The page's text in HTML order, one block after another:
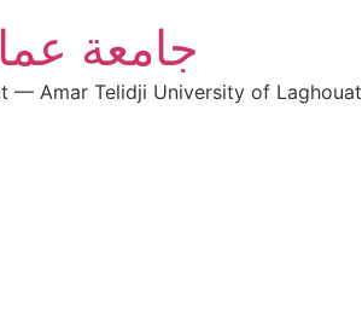
جامعة
— Amar Telidji University of Laghouat